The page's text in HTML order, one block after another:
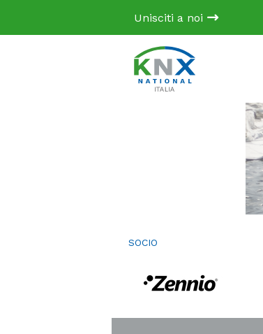
Unisciti a noi
SOCIO